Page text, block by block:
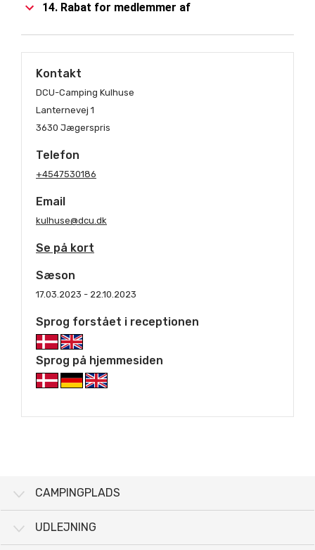
14. Rabat for medlemmer af
Kontakt
DCU-Camping Kulhuse
Lanternevej 1
3630 Jægerspris
Telefon
+4547530186
Email
kulhuse@dcu.dk
Se på kort
Sæson
17.03.2023 - 22.10.2023
Sprog forstået i receptionen
Sprog på hjemmesiden
CAMPINGPLADS
UDLEJNING